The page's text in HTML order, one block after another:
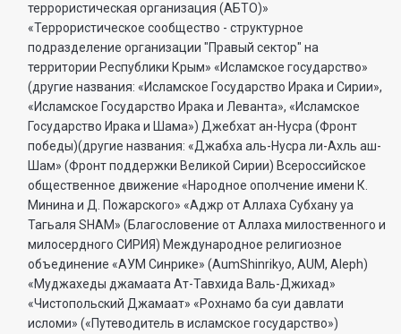
террористическая организация (АБТО)»
«Террористическое сообщество - структурное
подразделение организации "Правый сектор" на
территории Республики Крым» «Исламское государство»
(другие названия: «Исламское Государство Ирака и Сирии»,
«Исламское Государство Ирака и Леванта», «Исламское
Государство Ирака и Шама») Джебхат ан-Нусра (Фронт
победы)(другие названия: «Джабха аль-Нусра ли-Ахль аш-
Шам» (Фронт поддержки Великой Сирии) Всероссийское
общественное движение «Народное ополчение имени К.
Минина и Д. Пожарского» «Аджр от Аллаха Субхану уа
Тагьаля SHAM» (Благословение от Аллаха милоственного и
милосердного СИРИЯ) Международное религиозное
объединение «АУМ Синрике» (AumShinrikyo, AUM, Aleph)
«Муджахеды джамаата Ат-Тавхида Валь-Джихад»
«Чистопольский Джамаат» «Рохнамо ба суи давлати
исломи» («Путеводитель в исламское государство»)